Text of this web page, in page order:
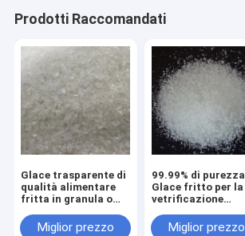
Prodotti Raccomandati
Glace trasparente di
qualità alimentare
fritta in granula o
ceramiche Purezza
Miglior prezzo
99.99% di purezza
Glace fritto per la
vetrificazione
65997-18-4
Miglior prezzo